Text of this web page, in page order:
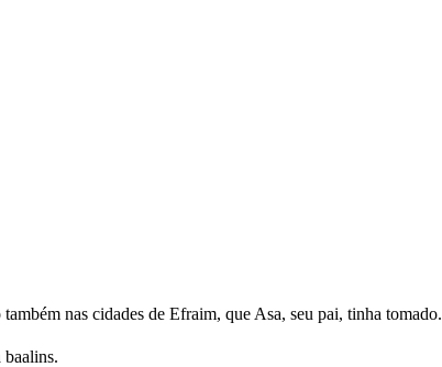
nas cidades de Efraim, que Asa, seu pai, tinha tomado.